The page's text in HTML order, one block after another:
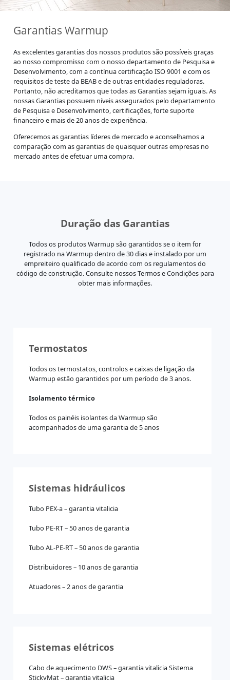
Garantias Warmup
As excelentes garantias dos nossos produtos são possíveis graças
ao nosso compromisso com o nosso departamento de Pesquisa e
Desenvolvimento, com a contínua certificação ISO 9001 e com os
requisitos de teste da BEAB e de outras entidades reguladoras.
Portanto, não acreditamos que todas as Garantias sejam iguais. As
nossas Garantias possuem níveis assegurados pelo departamento
de Pesquisa e Desenvolvimento, certificações, forte suporte
financeiro e mais de 20 anos de experiência.
Oferecemos as garantias líderes de mercado e aconselhamos a
comparação com as garantias de quaisquer outras empresas no
mercado antes de efetuar uma compra.
Duração das Garantias
Todos os produtos Warmup são garantidos se o item for
registrado na Warmup dentro de 30 dias e instalado por um
empreiteiro qualificado de acordo com os regulamentos do
código de construção. Consulte nossos Termos e Condições para
obter mais informações.
Termostatos
Todos os termostatos, controlos e caixas de ligação da
Warmup estão garantidos por um período de 3 anos.
Isolamento térmico
Todos os painéis isolantes da Warmup são
acompanhados de uma garantia de 5 anos
Sistemas hidráulicos
Tubo PEX-a – garantia vitalicia
Tubo PE-RT – 50 anos de garantia
Tubo AL-PE-RT – 50 anos de garantia
Distribuidores – 10 anos de garantia
Atuadores – 2 anos de garantia
Sistemas elétricos
Cabo de aquecimento DWS – garantia vitalicia Sistema
StickyMat – garantia vitalicia